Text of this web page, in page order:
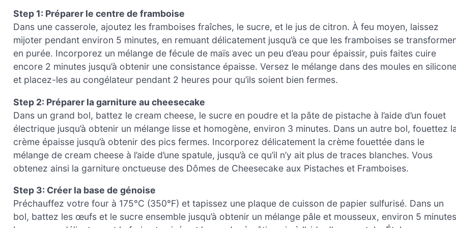
Step 1: Préparer le centre de framboise
Dans une casserole, ajoutez les framboises fraîches, le sucre, et le jus de citron. À feu moyen, laissez
mijoter pendant environ 5 minutes, en remuant délicatement jusqu’à ce que les framboises se
en purée. Incorporez un mélange de fécule de maïs avec un peu d’eau pour épaissir, puis faites cuire
encore 2 minutes jusqu’à obtenir une consistance épaisse. Versez le mélange dans des moules en
et placez-les au congélateur pendant 2 heures pour qu’ils soient bien fermes.
Step 2: Préparer la garniture au cheesecake
Dans un grand bol, battez le cream cheese, le sucre en poudre et la pâte de pistache à l’aide d’un fouet
électrique jusqu’à obtenir un mélange lisse et homogène, environ 3 minutes. Dans un autre bol, fouettez
crème épaisse jusqu’à obtenir des pics fermes. Incorporez délicatement la crème fouettée dans le
mélange de cream cheese à l’aide d’une spatule, jusqu’à ce qu’il n’y ait plus de traces blanches. Vous
obtenez ainsi la garniture onctueuse des Dômes de Cheesecake aux Pistaches et Framboises.
Step 3: Créer la base de génoise
Préchauffez votre four à 175°C (350°F) et tapissez une plaque de cuisson de papier sulfurisé. Dans un
bol, battez les œufs et le sucre ensemble jusqu’à obtenir un mélange pâle et mousseux, environ 5